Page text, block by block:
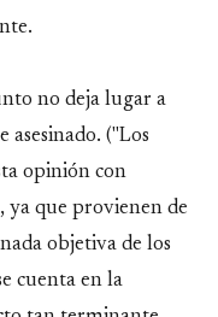
no deja lugar a
("Los
opinión con
ya que provienen de
objetiva de los
cuenta en la